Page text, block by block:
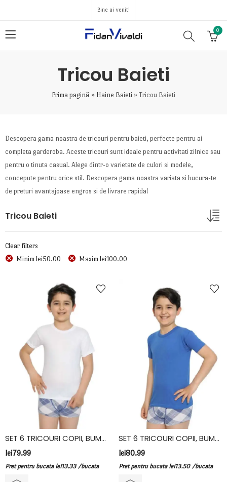
Bine ai venit!
0
Tricou Baieti
Prima pagină » Haine Baieti » Tricou Baieti
Descopera gama noastra de tricouri pentru baieti, perfecte pentru ai
completa garderoba. Aceste tricouri sunt ideale pentru activitati zilnice sau
pentru o tinuta casual. Alege dintr-o varietate de culori si modele,
concepute pentru orice stil. Descopera gama noastra variata si bucura-te
de preturi avantajoase engros si de livrare rapida!
Tricou Baieti
Clear filters
Minim lei50.00 Maxim lei100.00
SET 6 TRICOURI COPII, BUMBAC, FIDAN, ALB
lei79.99
Pret pentru bucata lei13.33 /bucata
SET 6 TRICOURI COPII, BUMBAC, FIDAN, ALBASTRU
lei80.99
Pret pentru bucata lei13.50 /bucata